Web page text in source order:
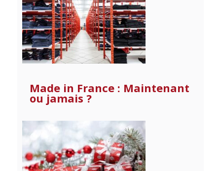
Made in France : Maintenant
ou jamais ?